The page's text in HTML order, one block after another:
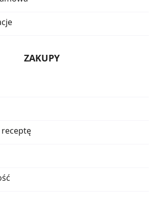
ZAKUPY